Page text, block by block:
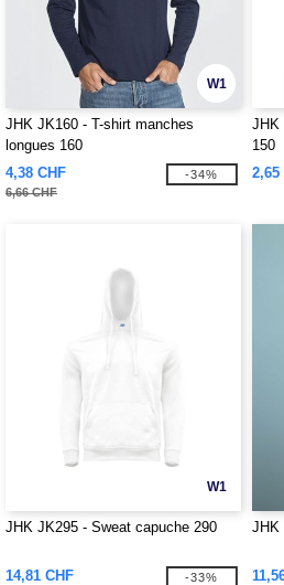
W1
JHK JK160 - T-shirt manches
longues 160
4,38 CHF
6,66 CHF
-34%
JHK
150
2,65
W1
JHK JK295 - Sweat capuche 290
14,81 CHF -33%
JHK